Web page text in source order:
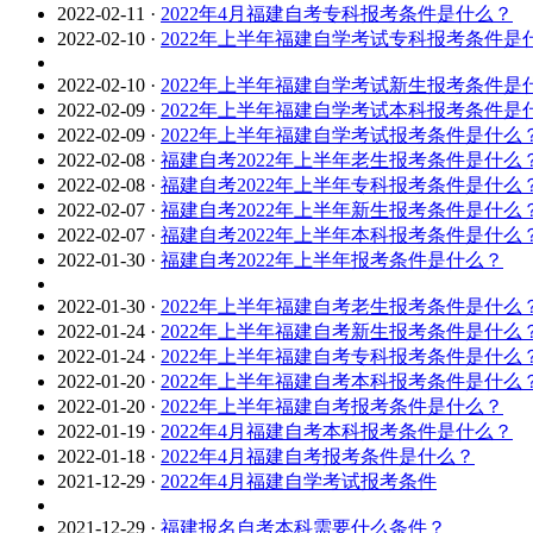
2022-02-11 · 2022年4月福建自考专科报考条件是什么？
2022-02-10 · 2022年上半年福建自学考试专科报考条件是
2022-02-10 · 2022年上半年福建自学考试新生报考条件是
2022-02-09 · 2022年上半年福建自学考试本科报考条件是
2022-02-09 · 2022年上半年福建自学考试报考条件是什么
2022-02-08 · 福建自考2022年上半年老生报考条件是什么
2022-02-08 · 福建自考2022年上半年专科报考条件是什么
2022-02-07 · 福建自考2022年上半年新生报考条件是什么
2022-02-07 · 福建自考2022年上半年本科报考条件是什么
2022-01-30 · 福建自考2022年上半年报考条件是什么？
2022-01-30 · 2022年上半年福建自考老生报考条件是什么
2022-01-24 · 2022年上半年福建自考新生报考条件是什么
2022-01-24 · 2022年上半年福建自考专科报考条件是什么
2022-01-20 · 2022年上半年福建自考本科报考条件是什么
2022-01-20 · 2022年上半年福建自考报考条件是什么？
2022-01-19 · 2022年4月福建自考本科报考条件是什么？
2022-01-18 · 2022年4月福建自考报考条件是什么？
2021-12-29 · 2022年4月福建自学考试报考条件
2021-12-29 · 福建报名自考本科需要什么条件？